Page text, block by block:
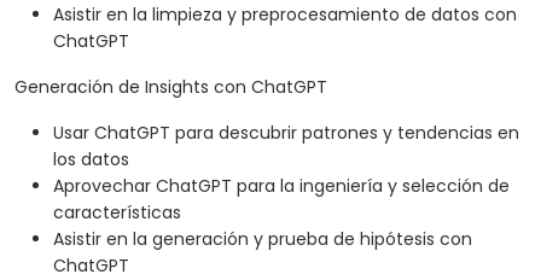
Asistir en la limpieza y preprocesamiento de datos con
ChatGPT
Generación de Insights con ChatGPT
Usar ChatGPT para descubrir patrones y tendencias en
los datos
Aprovechar ChatGPT para la ingeniería y selección de
características
Asistir en la generación y prueba de hipótesis con
ChatGPT